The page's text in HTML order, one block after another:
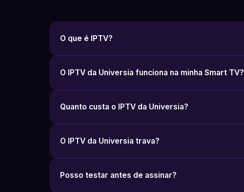
O que é IPTV?
O IPTV da Universia funciona na minha Smart TV?
Quanto custa o IPTV da Universia?
O IPTV da Universia trava?
Posso testar antes de assinar?